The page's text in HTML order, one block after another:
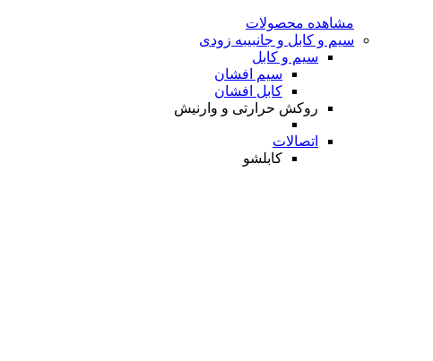
مشاهده محصولات
سیم و کابل و جانبیبه زودی
سیم و کابل
سیم افشان
کابل افشان
روکش حرارتی و وارنیش
اتصالات
کابلشو